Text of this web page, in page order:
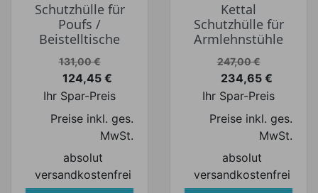
Schutzhülle für
Poufs /
Beistelltische
Verkaufspreis
131,00 €
Preis
124,45 €
Ihr Spar-Preis
Preise inkl. ges.
MwSt.
absolut
versandkostenfrei
Kettal
Schutzhülle für
Armlehnstühle
Verkaufspreis
247,00 €
Preis
234,65 €
Ihr Spar-Preis
Preise inkl. ges.
MwSt.
absolut
versandkostenfrei